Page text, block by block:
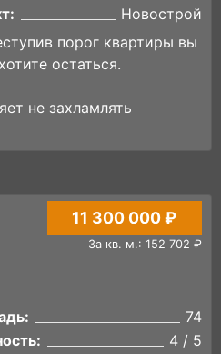
Новострой
порог квартиры вы
остаться.
не захламлять
11 300 000 ₽
За кв. м.: 152 702 ₽
74
4 / 5